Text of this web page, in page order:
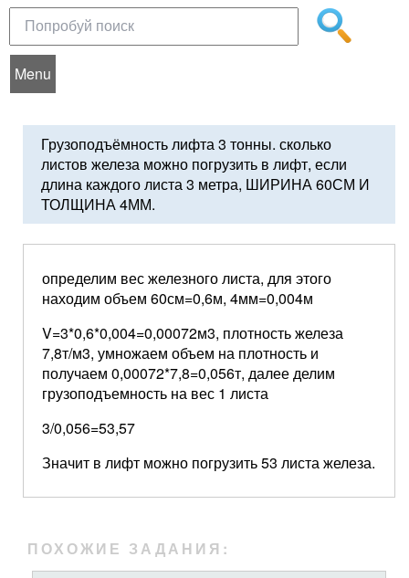
Menu
Грузоподъёмность лифта 3 тонны. сколько
листов железа можно погрузить в лифт, если
длина каждого листа 3 метра, ШИРИНА 60СМ И
ТОЛЩИНА 4ММ.
определим вес железного листа, для этого
находим объем 60см=0,6м, 4мм=0,004м
V=3*0,6*0,004=0,00072м3, плотность железа
7,8т/м3, умножаем объем на плотность и
получаем 0,00072*7,8=0,056т, далее делим
грузоподъемность на вес 1 листа
3/0,056=53,57
Значит в лифт можно погрузить 53 листа железа.
ПОХОЖИЕ ЗАДАНИЯ: